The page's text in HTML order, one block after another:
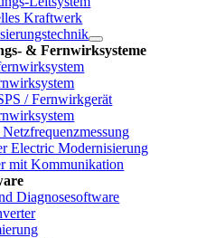
Kraftwerk
& Fernwirksysteme
/ Fernwirkgerät
Electric Modernisierung
mit Kommunikation
Diagnosesoftware